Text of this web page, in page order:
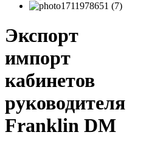
Экспорт
импорт
кабинетов
руководителя
Franklin DM